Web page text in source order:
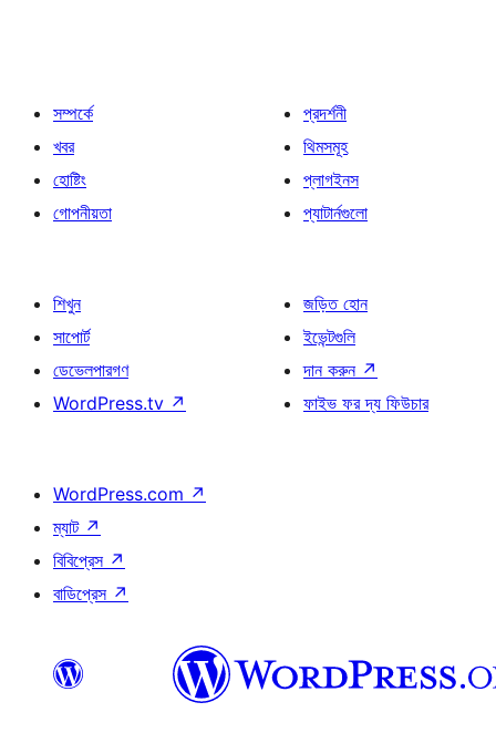
সম্পর্কে
খবর
হোষ্টিং
গোপনীয়তা
প্রদর্শনী
থিমসমূহ
প্লাগইনস
প্যাটার্নগুলো
শিখুন
সাপোর্ট
ডেভেলপারগণ
WordPress.tv ↗
জড়িত হোন
ইভেন্টগুলি
দান করুন ↗
ফাইভ ফর দ্য ফিউচার
WordPress.com ↗
ম্যাট ↗
বিবিপ্রেস ↗
বাডিপ্রেস ↗